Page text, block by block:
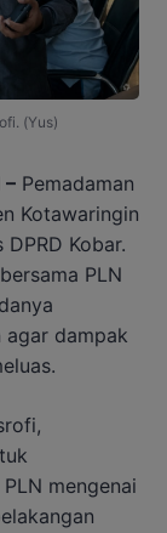
(Yus)
– Pemadaman
Kotawaringin
Kobar.
PLN
agar dampak
mengenai